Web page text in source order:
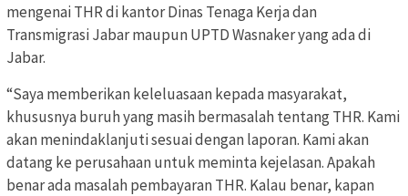
mengenai THR di kantor Dinas Tenaga Kerja dan
Transmigrasi Jabar maupun UPTD Wasnaker yang ada di
Jabar.
“Saya memberikan keleluasaan kepada masyarakat,
khususnya buruh yang masih bermasalah tentang THR. Kami
akan menindaklanjuti sesuai dengan laporan. Kami akan
datang ke perusahaan untuk meminta kejelasan. Apakah
benar ada masalah pembayaran THR. Kalau benar, kapan